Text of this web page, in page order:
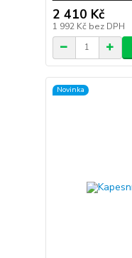
2 410 Kč
1 992 Kč bez DPH
Novinka